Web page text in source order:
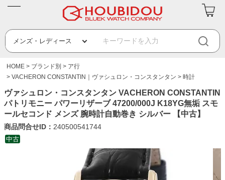
HOME ブランド別
ア行
VACHERON CONSTANTIN｜ヴァシュロン・コンスタンタン
時計
ヴァシュロン・コンスタンタン VACHERON CONSTANTIN
パトリモニー パワーリザーブ 47200/000J K18YG無垢 スモ
ールセコンド メンズ 腕時計自動巻き シルバー 【中古】
商品問合せID： 240500541744
中古